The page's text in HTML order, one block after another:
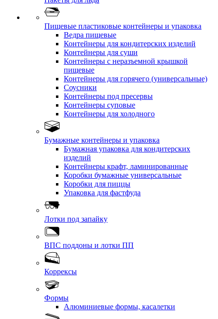
Пищевые пластиковые контейнеры и упаковка
Ведра пищевые
Контейнеры для кондитерских изделий
Контейнеры для суши
Контейнеры с неразъемной крышкой
пищевые
Контейнеры для горячего (универсальные)
Соусники
Контейнеры под пресервы
Контейнеры суповые
Контейнеры для холодного
Бумажные контейнеры и упаковка
Бумажная упаковка для кондитерских
изделий
Контейнеры крафт, ламинированные
Коробки бумажные универсальные
Коробки для пиццы
Упаковка для фастфуда
Лотки под запайку
ВПС поддоны и лотки ПП
Коррексы
Формы
Алюминиевые формы, касалетки